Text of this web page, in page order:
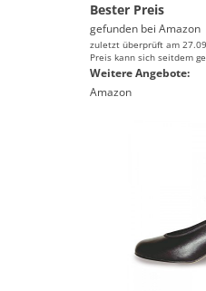
Bester Preis
gefunden bei Amazon
zuletzt überprüft am
Preis kann sich seitdem
Weitere Angebote:
Amazon